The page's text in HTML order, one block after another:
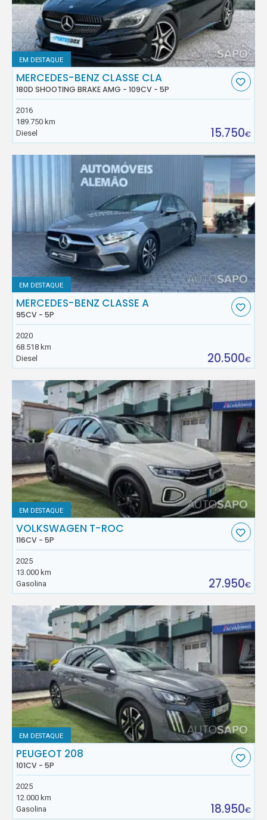
EM DESTAQUE
MERCEDES-BENZ CLASSE CLA
180D SHOOTING BRAKE AMG - 109CV - 5P
2016
189.750 km
Diesel
15.750€
EM DESTAQUE
MERCEDES-BENZ CLASSE A
95CV - 5P
2020
68.518 km
Diesel
20.500€
EM DESTAQUE
VOLKSWAGEN T-ROC
116CV - 5P
2025
13.000 km
Gasolina
27.950€
EM DESTAQUE
PEUGEOT 208
101CV - 5P
2025
12.000 km
Gasolina
18.950€